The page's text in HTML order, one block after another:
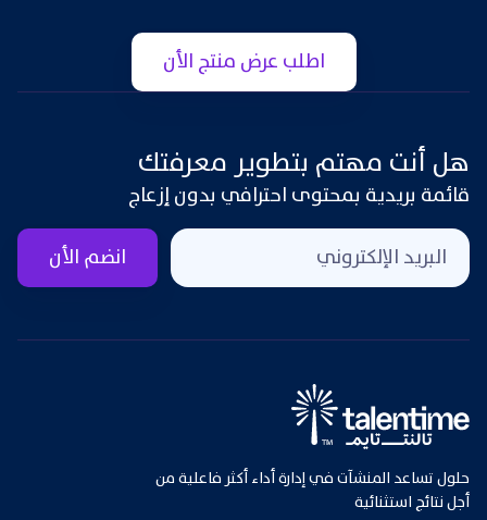
اطلب عرض منتج الأن
هل أنت مهتم بتطوير معرفتك
قائمة بريدية بمحتوى احترافي بدون إزعاج
انضم الأن
حلول تساعد المنشآت في إدارة أداء أكثر فاعلية من
أجل نتائج استثنائية